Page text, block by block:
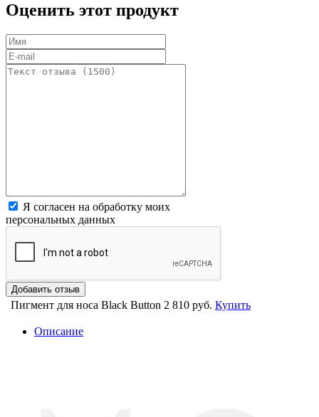
Оценить этот продукт
Я согласен на обработку моих
персональных данных
Пигмент для носа Black Button 2 810 руб. Купить
Описание